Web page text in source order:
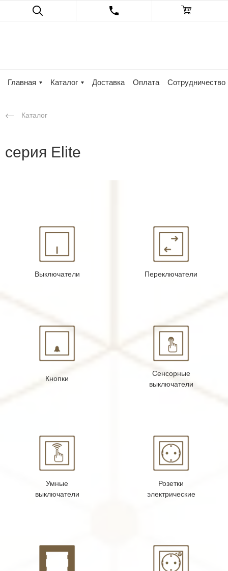
Главная Каталог Доставка Оплата Сотрудничество
Каталог
серия Elite
Выключатели Переключатели
Кнопки
Сенсорные
выключатели
Умные
выключатели
Розетки
электрические